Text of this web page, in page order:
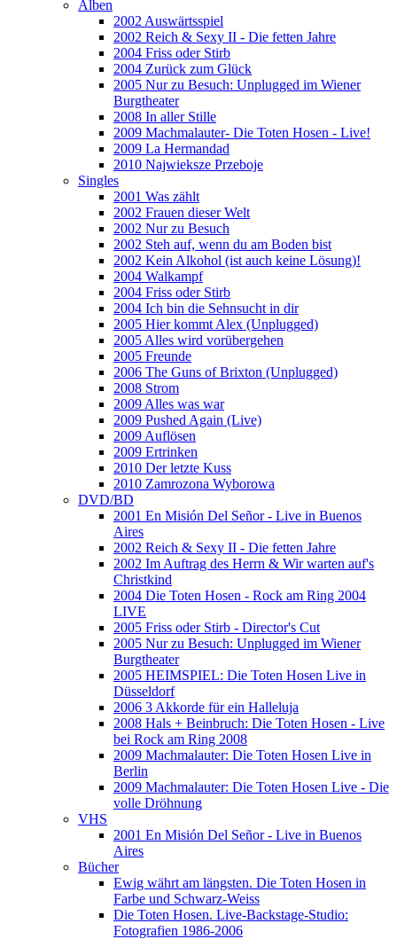
Alben
2002 Auswärtsspiel
2002 Reich & Sexy II - Die fetten Jahre
2004 Friss oder Stirb
2004 Zurück zum Glück
2005 Nur zu Besuch: Unplugged im Wiener
Burgtheater
2008 In aller Stille
2009 Machmalauter- Die Toten Hosen - Live!
2009 La Hermandad
2010 Najwieksze Przeboje
Singles
2001 Was zählt
2002 Frauen dieser Welt
2002 Nur zu Besuch
2002 Steh auf, wenn du am Boden bist
2002 Kein Alkohol (ist auch keine Lösung)!
2004 Walkampf
2004 Friss oder Stirb
2004 Ich bin die Sehnsucht in dir
2005 Hier kommt Alex (Unplugged)
2005 Alles wird vorübergehen
2005 Freunde
2006 The Guns of Brixton (Unplugged)
2008 Strom
2009 Alles was war
2009 Pushed Again (Live)
2009 Auflösen
2009 Ertrinken
2010 Der letzte Kuss
2010 Zamrozona Wyborowa
DVD/BD
2001 En Misión Del Señor - Live in Buenos
Aires
2002 Reich & Sexy II - Die fetten Jahre
2002 Im Auftrag des Herrn & Wir warten auf's
Christkind
2004 Die Toten Hosen - Rock am Ring 2004
LIVE
2005 Friss oder Stirb - Director's Cut
2005 Nur zu Besuch: Unplugged im Wiener
Burgtheater
2005 HEIMSPIEL: Die Toten Hosen Live in
Düsseldorf
2006 3 Akkorde für ein Halleluja
2008 Hals + Beinbruch: Die Toten Hosen - Live
bei Rock am Ring 2008
2009 Machmalauter: Die Toten Hosen Live in
Berlin
2009 Machmalauter: Die Toten Hosen Live - Die
volle Dröhnung
VHS
2001 En Misión Del Señor - Live in Buenos
Aires
Bücher
Ewig währt am längsten. Die Toten Hosen in
Farbe und Schwarz-Weiss
Die Toten Hosen. Live-Backstage-Studio:
Fotografien 1986-2006